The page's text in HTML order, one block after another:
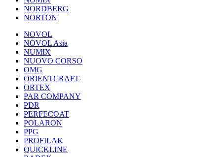
NORDBERG
NORTON
NOVOL
NOVOL Asia
NUMIX
NUOVO CORSO
OMG
ORIENTCRAFT
ORTEX
PAR COMPANY
PDR
PERFECOAT
POLARON
PPG
PROFILAK
QUICKLINE